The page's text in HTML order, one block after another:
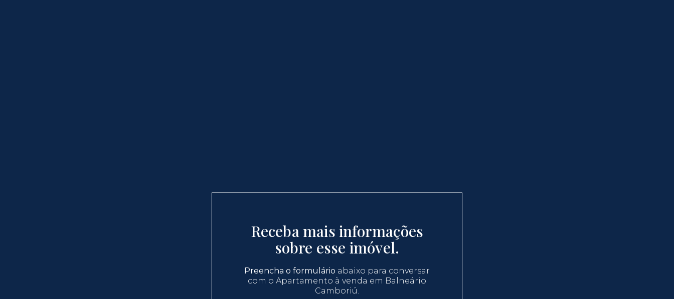
Receba mais informações
sobre esse imóvel.
Preencha o formulário abaixo para conversar
com o Apartamento à venda em Balneário
Camboriú.